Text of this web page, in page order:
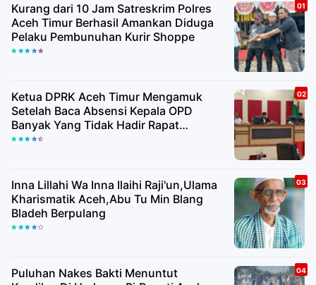
Kurang dari 10 Jam Satreskrim Polres
Aceh Timur Berhasil Amankan Diduga
Pelaku Pembunuhan Kurir Shoppe
Ketua DPRK Aceh Timur Mengamuk
Setelah Baca Absensi Kepala OPD
Banyak Yang Tidak Hadir Rapat
Paripurna
Inna Lillahi Wa Inna Ilaihi Raji'un,Ulama
Kharismatik Aceh,Abu Tu Min Blang
Bladeh Berpulang
Puluhan Nakes Bakti Menuntut